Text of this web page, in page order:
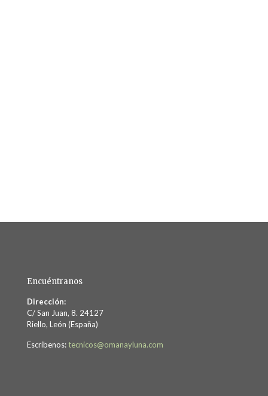
Encuéntranos
Dirección:
C/ San Juan, 8. 24127
Riello, León (España)
Escríbenos: tecnicos@omanayluna.com